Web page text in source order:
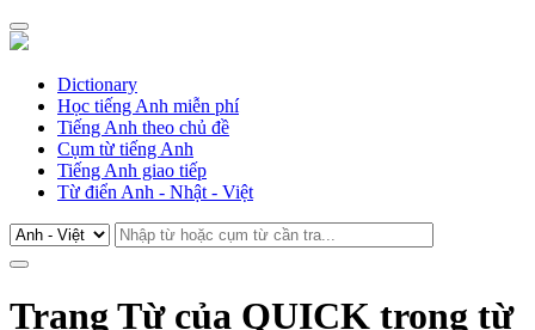
Dictionary
Học tiếng Anh miễn phí
Tiếng Anh theo chủ đề
Cụm từ tiếng Anh
Tiếng Anh giao tiếp
Từ điển Anh - Nhật - Việt
Trạng Từ của QUICK trong từ